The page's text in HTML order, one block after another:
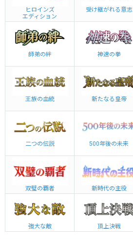
ヒロインズ
エディション
受け継がれる意志
師弟の絆 神速の拳
王族の血統 新たなる皇帝
二つの伝説 500年後の未来
双璧の覇者 新時代の主役
強大な敵 頂上決戦